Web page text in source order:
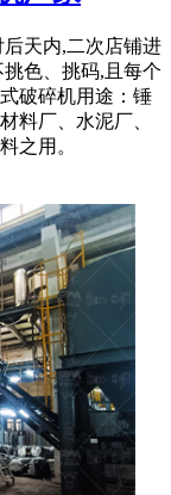
天内,二次店铺进
色、挑码,且每个
破碎机用途：锤
料厂、水泥厂、
之用。